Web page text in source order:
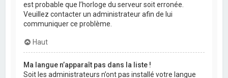
est probable que l’horloge du serveur soit erronée.
Veuillez contacter un administrateur afin de lui
communiquer ce problème.
Haut
Ma langue n’apparaît pas dans la liste !
Soit les administrateurs n’ont pas installé votre langue